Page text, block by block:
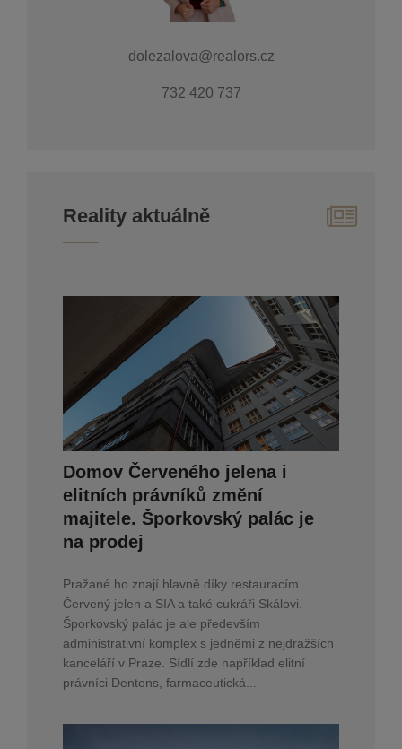
dolezalova@realors.cz
732 420 737
Reality aktuálně
Domov Červeného jelena i
elitních právníků změní
majitele. Šporkovský palác je
na prodej
Pražané ho znají hlavně díky restauracím
Červený jelen a SIA a také cukráři Skálovi.
Šporkovský palác je ale především
administrativní komplex s jedněmi z nejdražších
kanceláří v Praze. Sídlí zde například elitní
právníci Dentons, farmaceutická...